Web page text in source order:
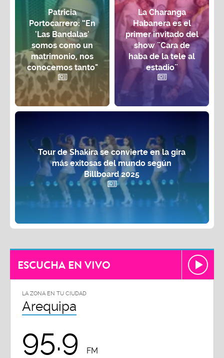
Patricia
Portocarrero: “En
'Las Bandalas'
somos como un
matrimonio, nos
conocemos tanto"
La Charanga
Habanera es el
primer invitado del
show ¨Cara de
haba de la tele al
estadio¨
Tour de Shakira se convierte en la gira
más exitosas del mundo según
Billboard 2025
ESCUCHA EN VIVO
LA ZONA EN TU CIUDAD
Arequipa
95.9 FM